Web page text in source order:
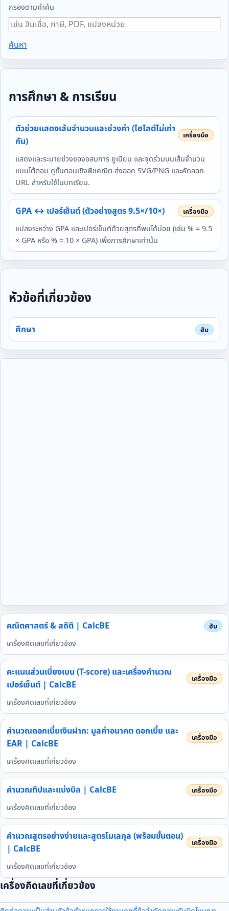
กรองตามคำค้น
ค้นหา
การศึกษา & การเรียน
ตัวช่วยแสดงเส้นจำนวนและช่วงค่า (ไฮไลต์ไม่เท่า
กัน)
แสดงและระบายช่วงของอสมการ ยูเนียน และจุดร่วมบนเส้นจำนวน
แบบโต้ตอบ ดูขั้นตอนเชิงพีชคณิต ส่งออก SVG/PNG และคัดลอก
URL สำหรับใช้ในบทเรียน.
GPA ↔ เปอร์เซ็นต์ (ตัวอย่างสูตร 9.5×/10×)
แปลงระหว่าง GPA และเปอร์เซ็นต์ด้วยสูตรที่พบได้บ่อย (เช่น % = 9.5
× GPA หรือ % = 10 × GPA) เพื่อการศึกษาเท่านั้น
หัวข้อที่เกี่ยวข้อง
ศึกษา
คณิตศาสตร์ & สถิติ | CalcBE
เครื่องคิดเลขที่เกี่ยวข้อง
คะแนนส่วนเบี่ยงเบน (T-score) และเครื่องคำนวณ
เปอร์เซ็นต์ | CalcBE
เครื่องคิดเลขที่เกี่ยวข้อง
คำนวณดอกเบี้ยเงินฝาก: มูลค่าอนาคต ดอกเบี้ย และ
EAR | CalcBE
เครื่องคิดเลขที่เกี่ยวข้อง
คำนวณทิปและแบ่งบิล | CalcBE
เครื่องคิดเลขที่เกี่ยวข้อง
คำนวณสูตรอย่างง่ายและสูตรโมเลกุล (พร้อมขั้นตอน)
| CalcBE
เครื่องคิดเลขที่เกี่ยวข้อง
เครื่องคิดเลขที่เกี่ยวข้อง